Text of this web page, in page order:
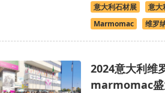
意大利石材展
意大
Marmomac
维罗
2024意大利维
marmomac盛